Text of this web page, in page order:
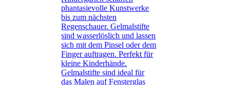
phantasievolle Kunstwerke
bis zum nächsten
Regenschauer. Gelmalstifte
sind wasserlöslich und lassen
sich mit dem Pinsel oder dem
Finger auftragen. Perfekt für
kleine Kinderhände.
Gelmalstifte sind ideal für
das Malen auf Fensterglas